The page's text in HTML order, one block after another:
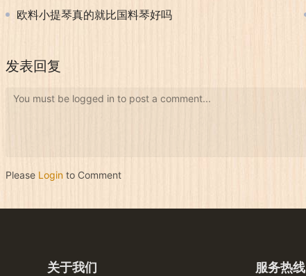
欧料小提琴真的就比国料琴好吗
发表回复
You must be logged in to post a comment...
Please Login to Comment
关于我们 服务热线